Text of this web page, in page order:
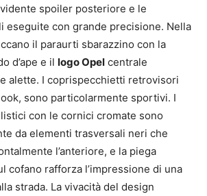
spoiler posteriore e le
eseguite con grande precisione. Nella
il paraurti sbarazzino con la
d’ape e il logo Opel centrale
alette. I coprispecchietti retrovisori
sono particolarmente sportivi. I
con le cornici cromate sono
da elementi trasversali neri che
l’anteriore, e la piega
cofano rafforza l’impressione di una
strada. La vivacità del design